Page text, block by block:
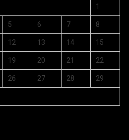
1
5 6 7 8
12 13 14 15
19 20 21 22
26 27 28 29